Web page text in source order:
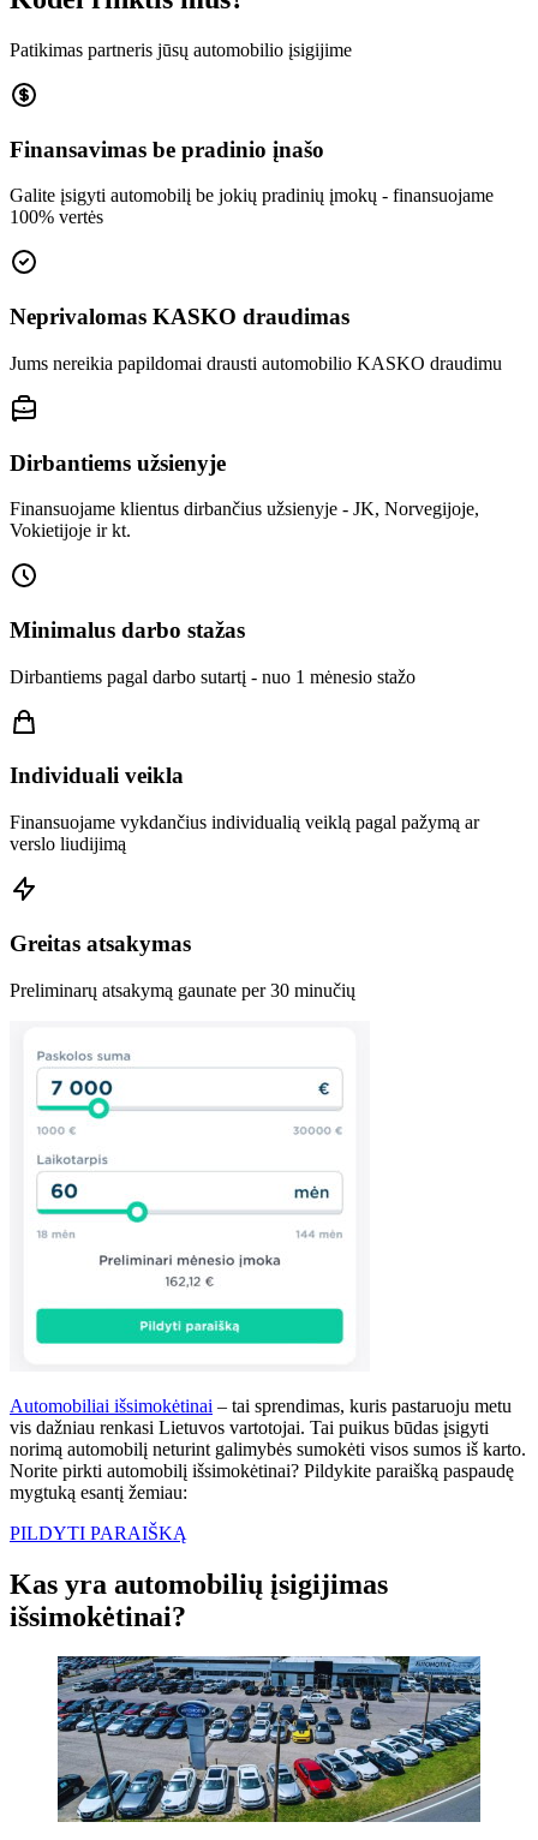
Patikimas partneris jūsų automobilio įsigijime
Finansavimas be pradinio įnašo
Galite įsigyti automobilį be jokių pradinių įmokų - finansuojame
100% vertės
Neprivalomas KASKO draudimas
Jums nereikia papildomai drausti automobilio KASKO draudimu
Dirbantiems užsienyje
Finansuojame klientus dirbančius užsienyje - JK, Norvegijoje,
Vokietijoje ir kt.
Minimalus darbo stažas
Dirbantiems pagal darbo sutartį - nuo 1 mėnesio stažo
Individuali veikla
Finansuojame vykdančius individualią veiklą pagal pažymą ar
verslo liudijimą
Greitas atsakymas
Preliminarų atsakymą gaunate per 30 minučių
Automobiliai išsimokėtinai – tai sprendimas, kuris pastaruoju metu
vis dažniau renkasi Lietuvos vartotojai. Tai puikus būdas įsigyti
norimą automobilį neturint galimybės sumokėti visos sumos iš karto.
Norite pirkti automobilį išsimokėtinai? Pildykite paraišką paspaudę
mygtuką esantį žemiau:
PILDYTI PARAIŠKĄ
Kas yra automobilių įsigijimas
išsimokėtinai?